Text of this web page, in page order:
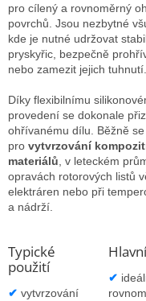
pro cílený a rovnoměrný
povrchů. Jsou nezbytné
kde je nutné udržovat
pryskyřic, bezpečně
nebo zamezit jejich tuhnutí.
Díky flexibilnímu
provedení se dokonale
ohřívanému dílu. Běžně
pro vytvrzování
materiálů , v leteckém
opravách rotorových listů
elektráren nebo při
a nádrží.
Typické
použití
✔ vytvrzování
✔